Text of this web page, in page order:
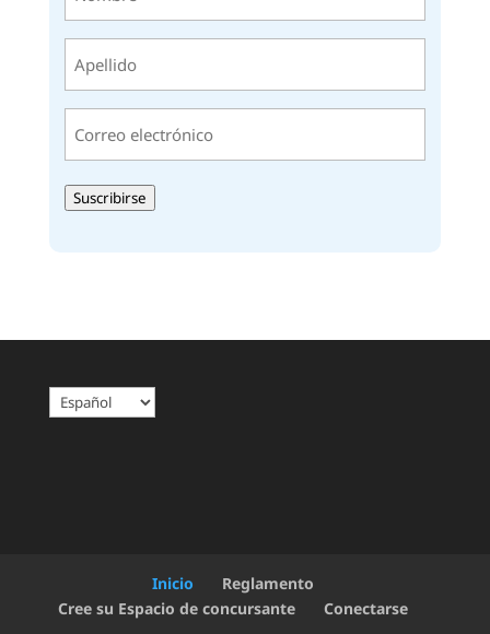
electrónico(Obligatorio)
Suscribirse
l
Inicio
Reglamento
Cree su Espacio de concursante
Conectarse